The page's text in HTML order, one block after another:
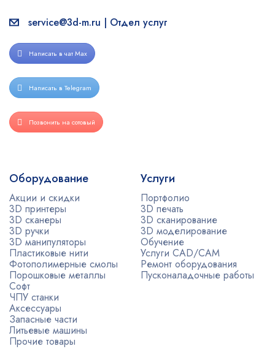
service@3d-m.ru | Отдел услуг
Написать в чат Max
Написать в Telegram
Позвонить на сотовый
Оборудование
Акции и скидки
3D принтеры
3D сканеры
3D ручки
3D манипуляторы
Пластиковые нити
Фотополимерные смолы
Порошковые металлы
Софт
ЧПУ станки
Аксессуары
Запасные части
Литьевые машины
Прочие товары
Услуги
Портфолио
3D печать
3D сканирование
3D моделирование
Обучение
Услуги CAD/CAM
Ремонт оборудования
Пусконаладочные работы